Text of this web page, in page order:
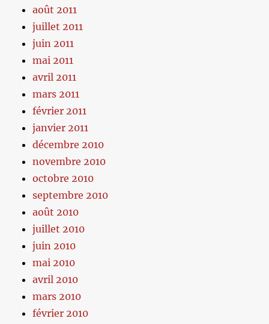
août 2011
juillet 2011
juin 2011
mai 2011
avril 2011
mars 2011
février 2011
janvier 2011
décembre 2010
novembre 2010
octobre 2010
septembre 2010
août 2010
juillet 2010
juin 2010
mai 2010
avril 2010
mars 2010
février 2010